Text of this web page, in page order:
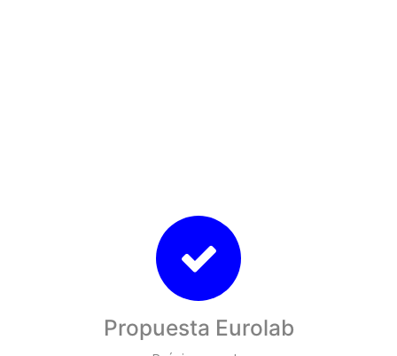
Propuesta Eurolab